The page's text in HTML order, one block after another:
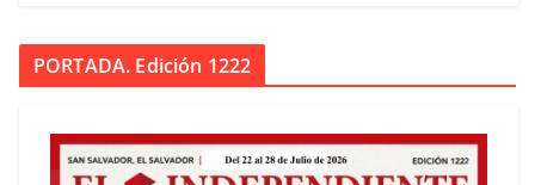
PORTADA. Edición 1222